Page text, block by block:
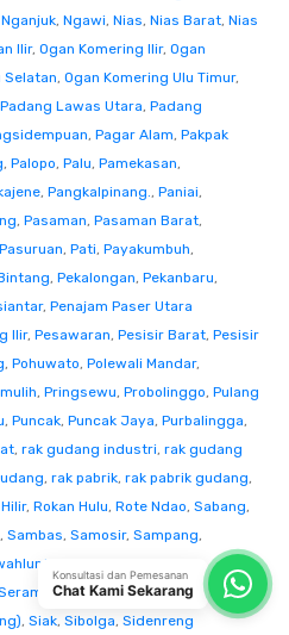
Nganjuk, Ngawi, Nias, Nias Barat, Nias
Ilir, Ogan Komering Ilir, Ogan
Selatan, Ogan Komering Ulu Timur,
Padang Lawas Utara, Padang
, Pagar Alam, Pakpak
, Palopo, Palu, Pamekasan,
, Pangkalpinang., Paniai,
, Pasaman, Pasaman Barat,
Pasuruan, Pati, Payakumbuh,
, Pekalongan, Pekanbaru,
, Penajam Paser Utara
Ilir, Pesawaran, Pesisir Barat, Pesisir
, Pohuwato, Polewali Mandar,
, Pringsewu, Probolinggo, Pulang
, Puncak, Puncak Jaya, Purbalingga,
, rak gudang industri, rak gudang
, rak pabrik, rak pabrik gudang,
, Rokan Hulu, Rote Ndao, Sabang,
, Sambas, Samosir, Sampang,
Bagian Timur,Serang
Serdang
, Siak, Sibolga, Sidenreng
Konsultasi dan Pemesanan
Chat Kami Sekarang